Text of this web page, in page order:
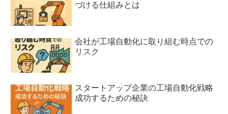
づける仕組みとは
会社が工場自動化に取り組む時点での
リスク
スタートアップ企業の工場自動化戦略
成功するための秘訣